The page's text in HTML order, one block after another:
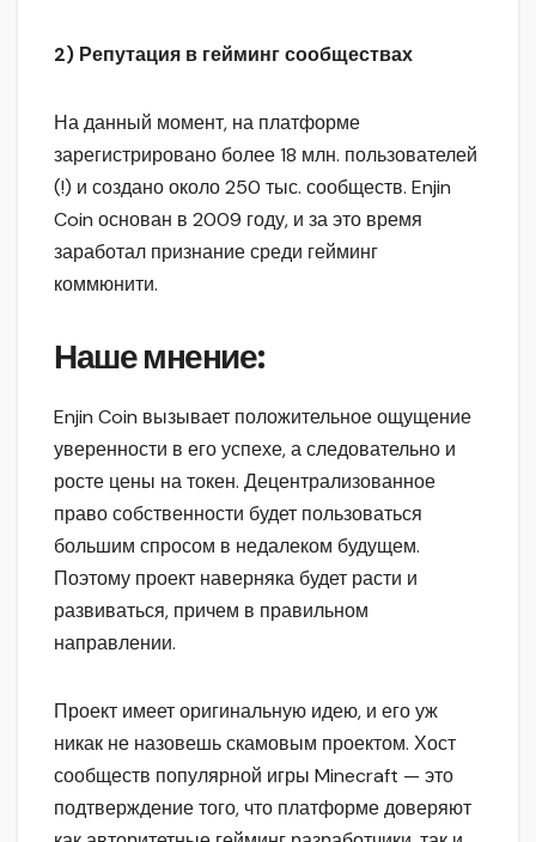
2) Репутация в гейминг сообществах
На данный момент, на платформе
зарегистрировано более 18 млн. пользователей
(!) и создано около 250 тыс. сообществ. Enjin
Coin основан в 2009 году, и за это время
заработал признание среди гейминг
коммюнити.
Наше мнение:
Enjin Coin вызывает положительное ощущение
уверенности в его успехе, а следовательно и
росте цены на токен. Децентрализованное
право собственности будет пользоваться
большим спросом в недалеком будущем.
Поэтому проект наверняка будет расти и
развиваться, причем в правильном
направлении.
Проект имеет оригинальную идею, и его уж
никак не назовешь скамовым проектом. Хост
сообществ популярной игры Minecraft — это
подтверждение того, что платформе доверяют